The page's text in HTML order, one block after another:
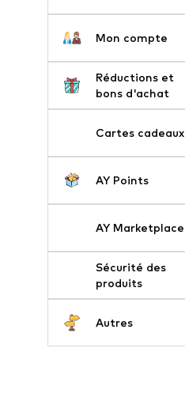
Mon compte
Réductions et
bons d'achat
Cartes cadeaux
AY Points
AY Marketplace
Sécurité des
produits
Autres